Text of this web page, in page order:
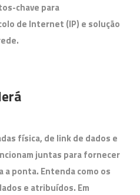
chave para
de Internet (IP) e solução
física, de link de dados e
juntas para fornecer
ponta. Entenda como os
e atribuídos. Em